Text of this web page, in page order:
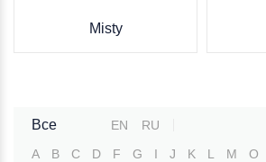
Misty
Все EN
RU
A
B C D F G I J K L M O